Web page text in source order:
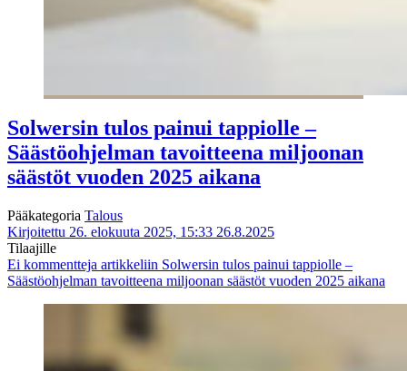
Solwersin tulos painui tappiolle –
Säästöohjelman tavoitteena miljoonan
säästöt vuoden 2025 aikana
Pääkategoria Talous
Kirjoitettu 26. elokuuta 2025, 15:33 26.8.2025
Tilaajille
Ei kommentteja artikkeliin Solwersin tulos painui tappiolle –
Säästöohjelman tavoitteena miljoonan säästöt vuoden 2025 aikana